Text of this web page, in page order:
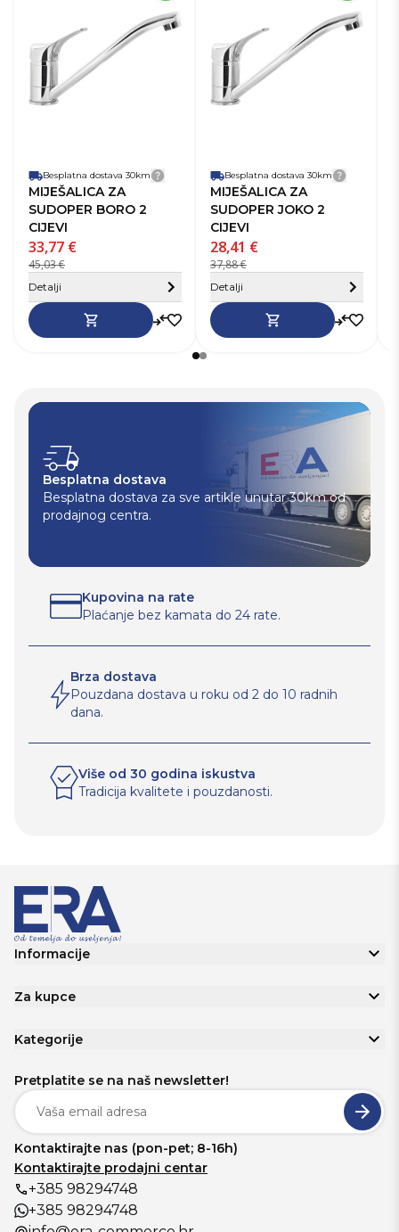
Besplatna dostava 30km Detalji dostave
MIJEŠALICA ZA
SUDOPER BORO 2
CIJEVI
33,77 €
45,03 €
Detalji
Mesing
Način ugradnje
miješalice
Namjena
miješalice
Senzor
Sakrij detalje
Besplatna dostava 30km Detalji
MIJEŠALICA ZA
SUDOPER JOKO 2
CIJEVI
28,41 €
37,88 €
Detalji
Besplatna dostava
Besplatna dostava za sve artikle unutar 30km od
prodajnog centra.
Kupovina na rate
Plaćanje bez kamata do 24 rate.
Brza dostava
Pouzdana dostava u roku od 2 do 10 radnih
dana.
Više od 30 godina iskustva
Tradicija kvalitete i pouzdanosti.
Informacije
Za kupce
Kategorije
Pretplatite se na naš newsletter!
Kontaktirajte nas (pon-pet; 8-16h)
Kontaktirajte prodajni centar
+385 98294748
+385 98294748